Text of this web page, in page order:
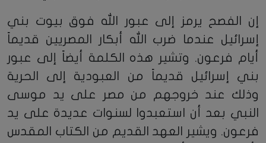
إن الفصح يرمز إلى عبور الله فوق بيوت بني
إسرائيل عندما ضرب الله أبكار المصريين قديماً
أيام فرعون. وتشير هذه الكلمة أيضاً إلى عبور
بني إسرائيل قديماً من العبودية إلى الحرية
وذلك عند خروجهم من مصر على يد موسى
النبي بعد أن استعبدوا لسنوات عديدة على يد
فرعون. ويشير العهد القديم من الكتاب المقدس